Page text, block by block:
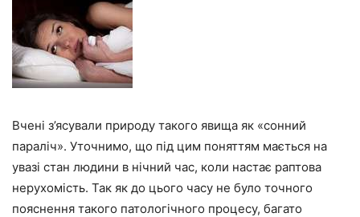
Вчені з’ясували природу такого явища як «сонний
параліч». Уточнимо, що під цим поняттям мається на
увазі стан людини в нічний час, коли настає раптова
нерухомість. Так як до цього часу не було точного
пояснення такого патологічного процесу, багато